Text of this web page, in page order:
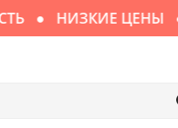
НИЗКИЕ ЦЕНЫ